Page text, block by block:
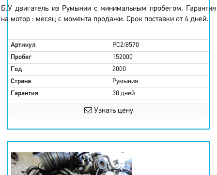
Б.У двигатель из Румынии с минимальным пробегом. Гарантия
на мотор : месяц с момента продажи. Срок поставки от 4 дней.
Артикул
PC2/8570
Пробег
152000
Год
2000
Страна
Румыния
Гарантия
30 дней
Узнать цену